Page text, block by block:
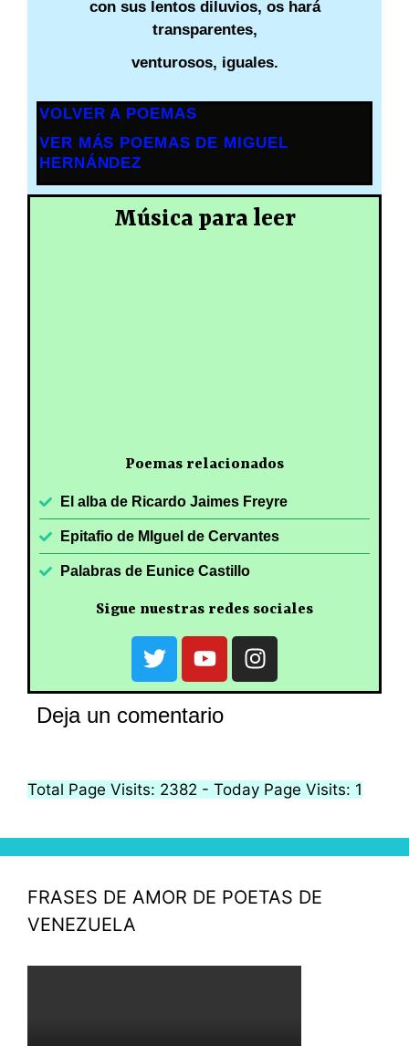
con sus lentos diluvios, os hará
transparentes,
venturosos, iguales.
VOLVER A POEMAS
VER MÁS POEMAS DE MIGUEL
HERNÁNDEZ
Música para leer
Poemas relacionados
El alba de Ricardo Jaimes Freyre
Epitafio de MIguel de Cervantes
Palabras de Eunice Castillo
Sigue nuestras redes sociales
Deja un comentario
Total Page Visits: 2382 - Today Page Visits: 1
FRASES DE AMOR DE POETAS DE
VENEZUELA